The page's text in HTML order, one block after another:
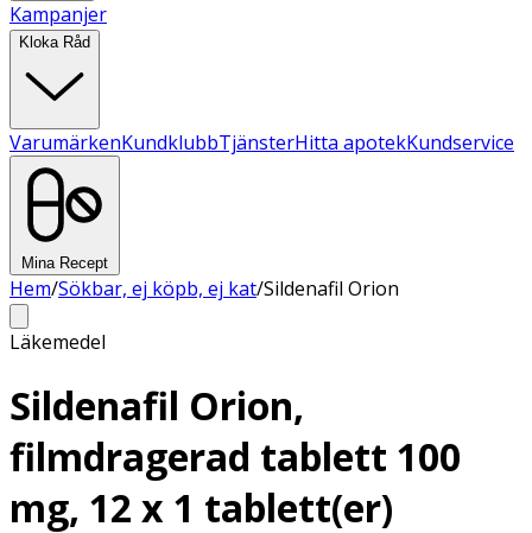
Kampanjer
Kloka Råd
VarumärkenKundklubbTjänsterHitta apotekKundservice
Mina Recept
Hem/Sökbar, ej köpb, ej kat/Sildenafil Orion
Läkemedel
Sildenafil Orion,
filmdragerad tablett 100
mg, 12 x 1 tablett(er)